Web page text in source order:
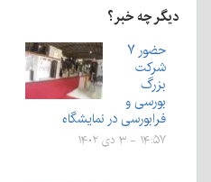
دیگر چه خبر؟
حضور ۷
شرکت
بزرگ
بورسی و
فرابورسی در نمایشگاه
۱۴:۵۷ - ۳ دی ۱۴۰۲